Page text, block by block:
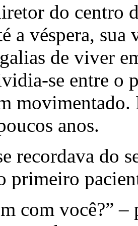
do centro
a véspera,
de viver
se entre o
movimentado.
anos.
recordava do
primeiro
com você?”